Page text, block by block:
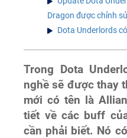
Dragon được chỉnh
Dota Underlords
Trong Dota
nghề sẽ được thay
mới có tên là
tiết về các buff
cần phải biết. Nó